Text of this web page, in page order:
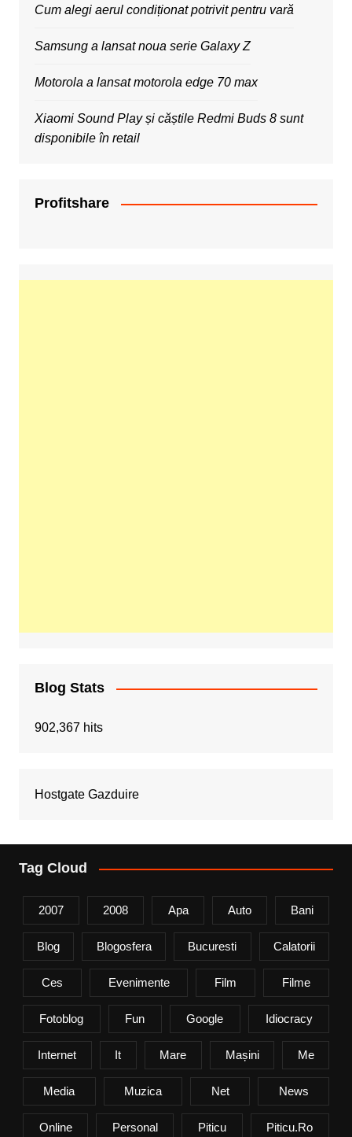
Cum alegi aerul condiționat potrivit pentru vară
Samsung a lansat noua serie Galaxy Z
Motorola a lansat motorola edge 70 max
Xiaomi Sound Play și căștile Redmi Buds 8 sunt
disponibile în retail
Profitshare
Blog Stats
902,367 hits
Hostgate Gazduire
Tag Cloud
2007 2008 Apa Auto Bani
Blog Blogosfera Bucuresti Calatorii
Ces Evenimente Film Filme
Fotoblog Fun Google Idiocracy
Internet It Mare Mașini Me
Media Muzica Net News
Online Personal Piticu Piticu.ro